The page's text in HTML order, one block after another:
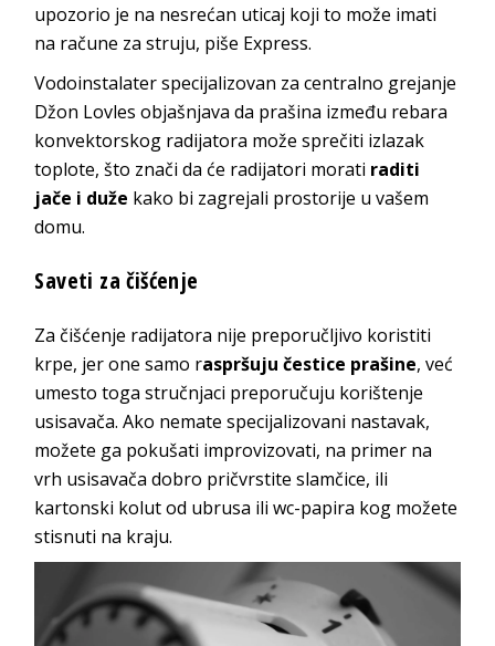
upozorio je na nesrećan uticaj koji to može imati
na račune za struju, piše Express.
Vodoinstalater specijalizovan za centralno grejanje
Džon Lovles objašnjava da prašina između rebara
konvektorskog radijatora može sprečiti izlazak
toplote, što znači da će radijatori morati raditi
jače i duže kako bi zagrejali prostorije u vašem
domu.
Saveti za čišćenje
Za čišćenje radijatora nije preporučljivo koristiti
krpe, jer one samo raspršuju čestice prašine, već
umesto toga stručnjaci preporučuju korištenje
usisavača. Ako nemate specijalizovani nastavak,
možete ga pokušati improvizovati, na primer na
vrh usisavača dobro pričvrstite slamčice, ili
kartonski kolut od ubrusa ili wc-papira kog možete
stisnuti na kraju.